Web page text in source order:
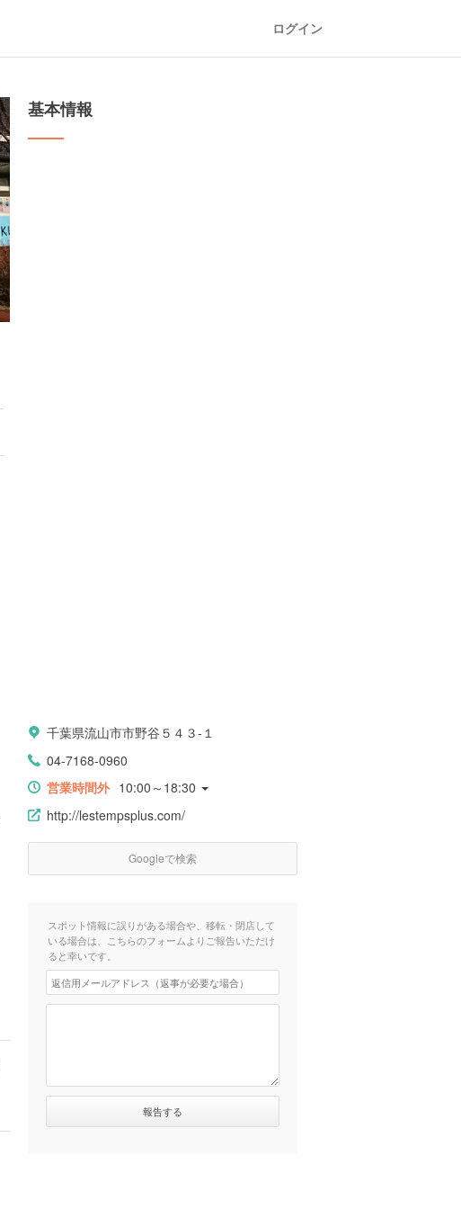
ログイン
基本情報
千葉県流山市市野谷５４３-１
04-7168-0960
営業時間外 10:00～18:30
http://lestempsplus.com/
Googleで検索
スポット情報に誤りがある場合や、移転・閉店して
いる場合は、こちらのフォームよりご報告いただけ
ると幸いです。